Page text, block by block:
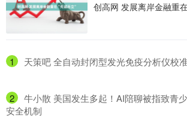
创高网 发展离岸金融重
1 天策吧 全自动封闭型发光免疫分析仪校
2
牛小散 美国发生多起！AI陪聊被指致青
安全机制